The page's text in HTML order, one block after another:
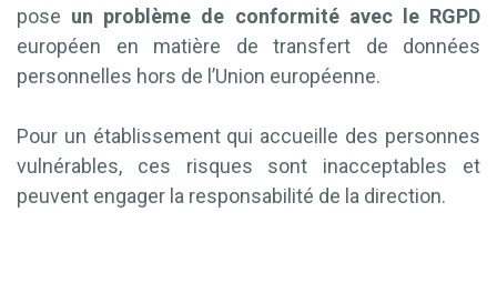
pose un problème de conformité avec le RGPD
européen en matière de transfert de données
personnelles hors de l’Union européenne.
Pour un établissement qui accueille des personnes
vulnérables, ces risques sont inacceptables et
peuvent engager la responsabilité de la direction.